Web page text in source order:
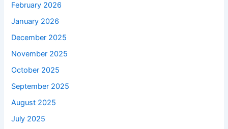
February 2026
January 2026
December 2025
November 2025
October 2025
September 2025
August 2025
July 2025